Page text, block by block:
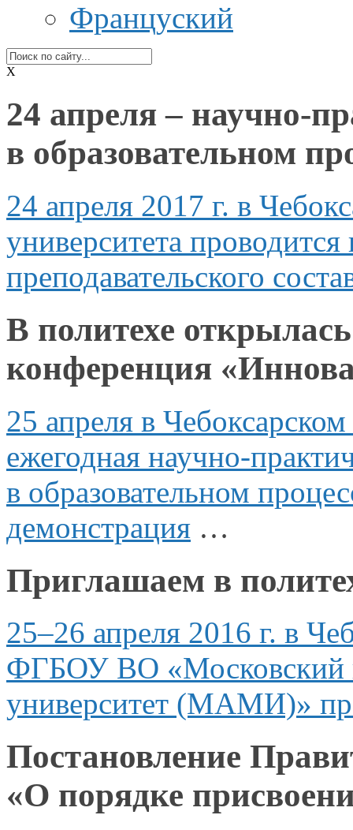
Француский
X
24 апреля – научно-
в образовательном
24 апреля 2017 г. в
университета
преподавательского
В политехе
конференция
25 апреля в Чебоксарском
ежегодная научно-
в образовательном
демонстрация …
Приглашаем в
25–26 апреля 2016 г. в
ФГБОУ ВО «Московский
университет (МАМИ)»
Постановление
«О порядке